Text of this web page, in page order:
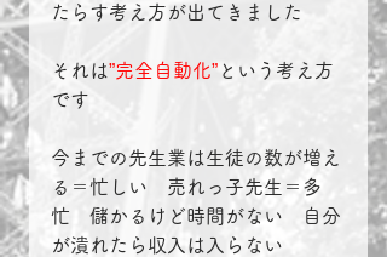
たらす考え方が出てきました
それは”完全自動化” という考え方
です
今までの先生業は生徒の数が増え
る＝忙しい　売れっ子先生＝多
忙　儲かるけど時間がない　自分
が潰れたら収入は入らない